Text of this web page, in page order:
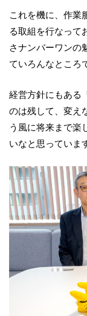
これを機に、作業
る取組を行なって
さナンバーワンの
ていろんなところ
経営方針にもある
のは残して、変え
う風に将来まで楽
いなと思っていま